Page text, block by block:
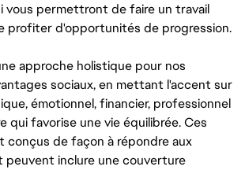
vous permettront de faire un travail
profiter d'opportunités de progression.
approche holistique pour nos
sociaux, en mettant l'accent sur
émotionnel, financier, professionnel
qui favorise une vie équilibrée. Ces
conçus de façon à répondre aux
peuvent inclure une couverture